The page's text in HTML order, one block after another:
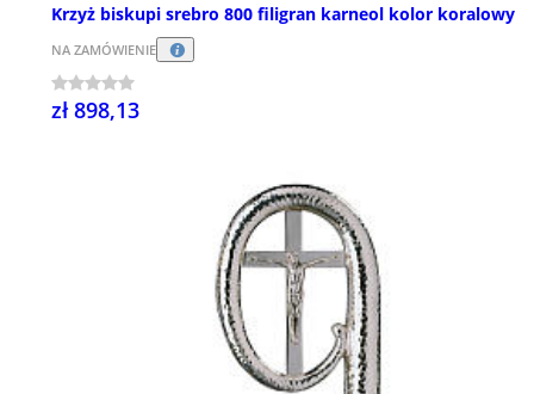
Krzyż biskupi srebro 800 filigran karneol kolor koralowy
NA ZAMÓWIENIE
zł 898,13